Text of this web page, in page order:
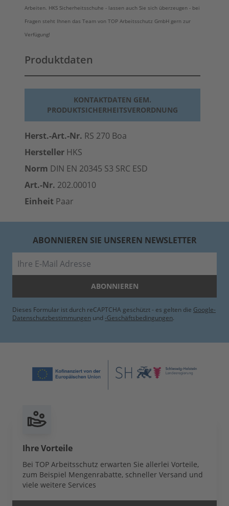
Arbeiten. HKS Sicherheitsschuhe - lassen auch Sie sich überzeugen - bei
Fragen steht Ihnen das Team von TOP Arbeitsschutz GmbH gern zur
Verfügung!
Produktdaten
KONTAKTDATEN GEM.
PRODUKTSICHERHEITSVERORDNUNG
Herst.-Art.-Nr. RS 270 Boa
Hersteller HKS
Norm DIN EN 20345 S3 SRC ESD
Art.-Nr. 202.00010
Einheit Paar
ABONNIEREN SIE UNSEREN NEWSLETTER
ABONNIEREN
Dieses Formular ist durch reCAPTCHA geschützt - es gelten die Google-
Datenschutzbestimmungen und -Geschäftsbedingungen.
Ihre Vorteile
Bei TOP Arbeitsschutz erwarten Sie allerlei Vorteile,
zum Beispiel Mengenrabatte, schneller Versand und
viele weitere Services